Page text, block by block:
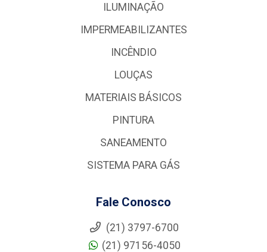
ILUMINAÇÃO
IMPERMEABILIZANTES
INCÊNDIO
LOUÇAS
MATERIAIS BÁSICOS
PINTURA
SANEAMENTO
SISTEMA PARA GÁS
Fale Conosco
(21) 3797-6700
(21) 97156-4050